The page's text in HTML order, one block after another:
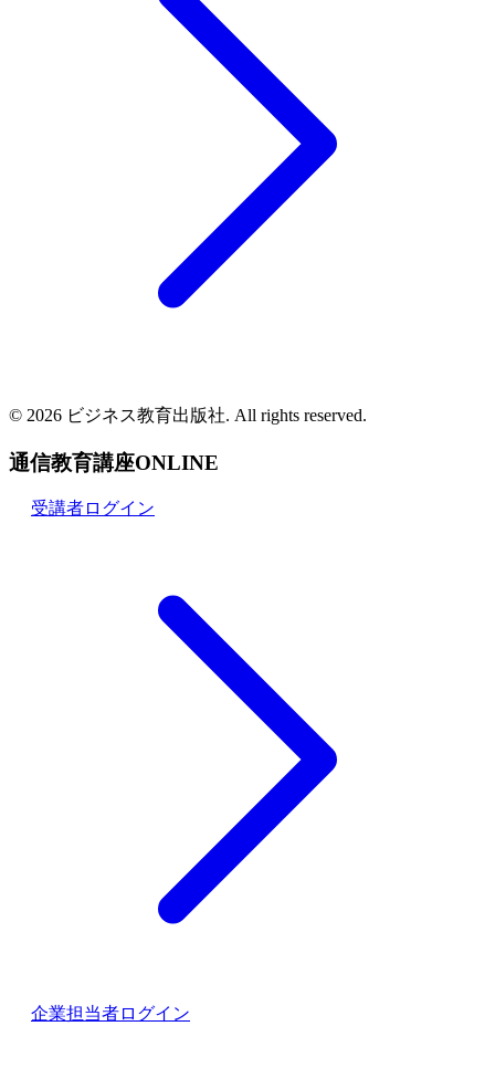
© 2026 ビジネス教育出版社. All rights reserved.
通信教育講座ONLINE
受講者ログイン
企業担当者ログイン